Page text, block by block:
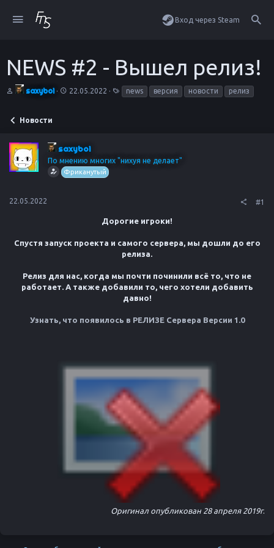
Вход через Steam
NEWS #2 - Вышел релиз!
А
е
м
ы
saxyboi
Д
ч
л
а
22.05.2022
Т
е
news версия новости релиз
Новости
saxyboi
По мнению многих "нихуя не делает"
Фриканутый
22.05.2022 #1
Дорогие игроки!
Спустя запуск проекта и самого сервера, мы дошли до его
релиза.
Релиз для нас, когда мы почти починили всё то, что не
работает. А также добавили то, чего хотели добавить
давно!
Узнать, что появилось в РЕЛИЗЕ Сервера Версии 1.0
Оригинал опубликован 28 апреля 2019г.​